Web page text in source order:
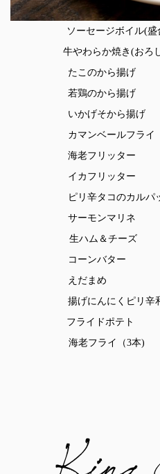
ソーセージボイ
牛やわらか焼き(お
たこのか
若鶏のか
いかげそか
カマンベー
海老フリ
イカフリ
ピリ辛タコのカ
サーモン
生ハム＆チ
コーンバ
えだま
揚げにんにく
フライド
海老フライ